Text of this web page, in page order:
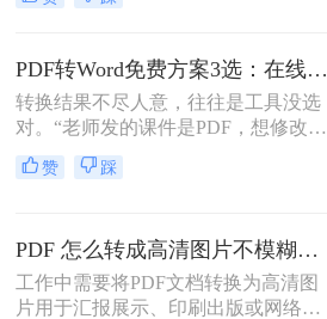
了？”、“字体全变了，我还得一个个
PDF转为Word文档时，最崩溃的瞬
间。一份精心排版的PDF报告，转换
后却变成需要“二次加工”的混乱文
档，不仅浪费时间，更可能引发关键
信息错漏的风险。那么pdf转word怎么
保留原排版呢？
PDF转Word免费方案3选：在线免费额度、客户端试用和Word自带的区别！
转换结果不尽人意，往往是工具没选
对。“老师发的课件是PDF，想修改内
容怎么办？”“客户发来的合同是
PDF，需要调整条款怎么处理？”从事
的“灵魂拷问”。
赞 踩
PDF 怎么转成高清图片不模糊？5种高清转换方法（2026实测指南）
工作中需要将PDF文档转换为高清图
片用于汇报展示、印刷出版或网络分